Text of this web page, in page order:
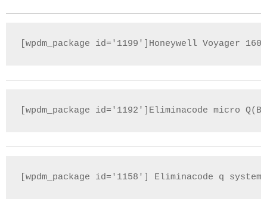
[wpdm_package id='1199']Honeywell Voyager
[wpdm_package id='1192']Eliminacode micro
[wpdm_package id='1158'] Eliminacode q system